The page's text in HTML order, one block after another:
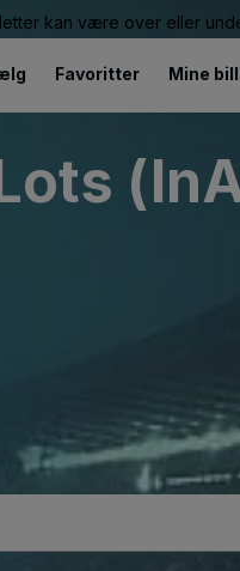
kan være over eller
Favoritter Mine